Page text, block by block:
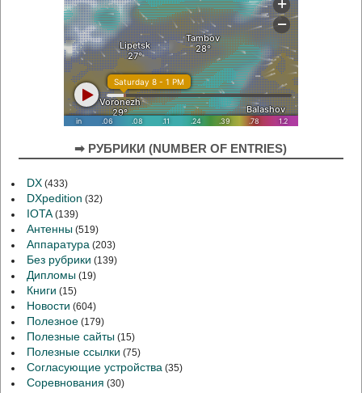
➡ РУБРИКИ (NUMBER OF ENTRIES)
DX (433)
DXpedition (32)
IOTA(139)
Антенны (519)
Аппаратура (203)
Без рубрики (139)
Дипломы (19)
Книги (15)
Новости (604)
Полезное (179)
Полезные сайты (15)
Полезные ссылки (75)
Согласующие устройства (35)
Соревнования (30)